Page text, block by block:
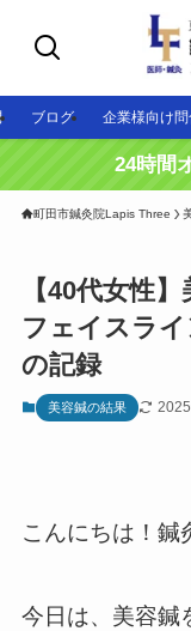
ブログ 企業様向け
24時間
町田市鍼灸院Lapis Three
【40代女性
フェイスラ
の記録
美容鍼の結果
こんにちは！鍼
今日は、美容鍼